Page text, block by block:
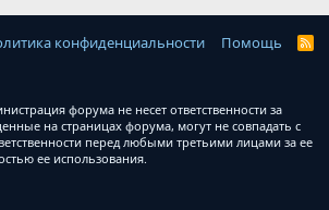
конфиденциальности Помощь
R
форума не несет ответственности за
на страницах форума, могут не совпадать с
перед любыми третьими лицами за ее
ее использования.